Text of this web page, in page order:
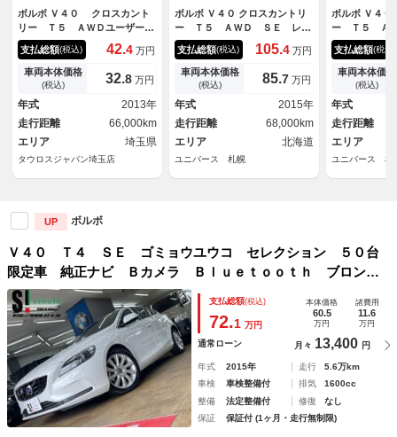
ボルボ Ｖ４０ クロスカント
リー Ｔ５ ＡＷＤユーザー買
取車／バックカメラ／ＥＴＣ／
レザーシート／ＴＶ／スマート
キー／プッシュスタート／純正
１７インチアルミホイール／Ｈ
ＩＤヘッドライト／オートマニ
ュアルエアコン
支払総額(税込) 42.4 万円
車両本体価格
(税込) 32.8 万円
年式
2013年
走行距離
66,000km
エリア
埼玉県
タウロスジャパン埼玉店
ボルボ Ｖ４０ クロスカントリ
ー Ｔ５ ＡＷＤ ＳＥ レザ
ーパッケージ シートヒータ
ー アダプティブクルーズコン
トロール 純正ナビ Ｂｌｕｅ
ｔｏｏｔｈ バックカメラ ク
リアランスソナー ＨＩＤヘッ
ドライト オートエアコン Ｅ
ＴＣ 禁煙車
支払総額(税込) 105.4 万円
車両本体価格
(税込) 85.7 万円
年式
2015年
走行距離
68,000km
エリア
北海道
ユニバース 札幌
ボルボ Ｖ４０
ー Ｔ５ Ａ
パッケージ
ジ ナビゲー
ジ 黒革シー
イビーム ア
ズコントロ
ーシート 地
ビ バックカ
支払総額(税込)
車両本体価格
(税込)
年式
走行距離
エリア
ユニバース 札
UP ボルボ
Ｖ４０ Ｔ４ ＳＥ ゴミョウユウコ セレクション ５０台
限定車 純正ナビ Ｂカメラ Ｂｌｕｅｔｏｏｔｈ ブロンド
レザーシート 追従クルコン 衝突軽減ブレーキ 死角警告
レーンキープアシスト 純正１７ＡＷ ＥＴＣ 禁煙車
支払総額(税込)
72.1 万円
本体価格
60.5
万円
諸費用
11.6
万円
通常ローン 月々 13,400 円
年式 2015年 走行
5.6万km
車検
車検整備付 排気
1600cc
整備
法定整備付 修復
なし
保証
保証付 (1ヶ月・走行無制限)